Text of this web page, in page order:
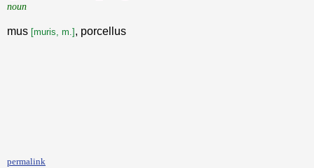
noun
mus [muris, m.] , porcellus
permalink